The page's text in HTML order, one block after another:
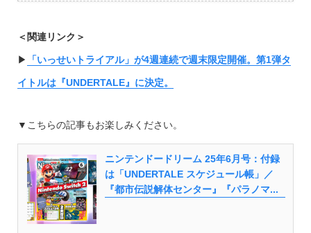
＜関連リンク＞
▶︎ 「いっせいトライアル」が4週連続で週末限定開催。第1弾タ
イトルは『UNDERTALE』に決定。
▼こちらの記事もお楽しみください。
ニンテンドードリーム 25年6月号：付録
は「UNDERTALE スケジュール帳」／
『都市伝説解体センター』『パラノマ...